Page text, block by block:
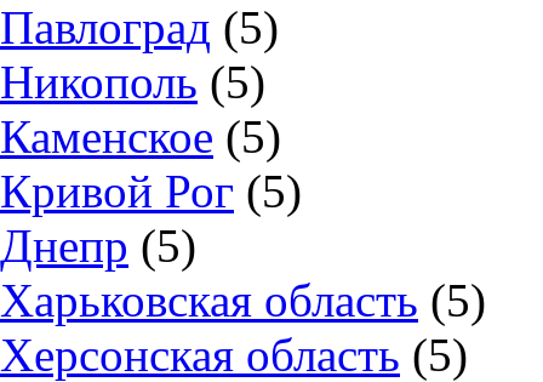
Павлоград (5)
Никополь (5)
Каменское (5)
Кривой Рог (5)
Днепр (5)
Харьковская область (5)
Херсонская область (5)